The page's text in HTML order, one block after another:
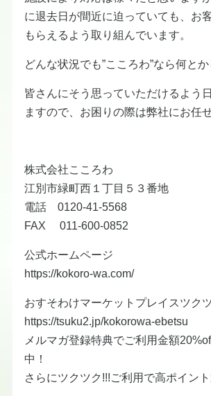
に退去日が間近に迫っていても、お
もらえるよう取り組んでいます。
どんな状況でも”こころわ”なら何とか
皆さんにそう思っていただけるよう
ますので、お困りの際は弊社にお任
株式会社こころわ
江別市緑町西１丁目５３番地
電話 0120-41-5568
FAX 011-600-0852
公式ホームページ
https://kokoro-wa.com/
おすそわけマーケットプレイスツク
https://tsuku2.jp/kokorowa-ebetsu
メルマガ登録特典でご利用金額
中！
さらにツクツク!!!ご利用で高ポイント